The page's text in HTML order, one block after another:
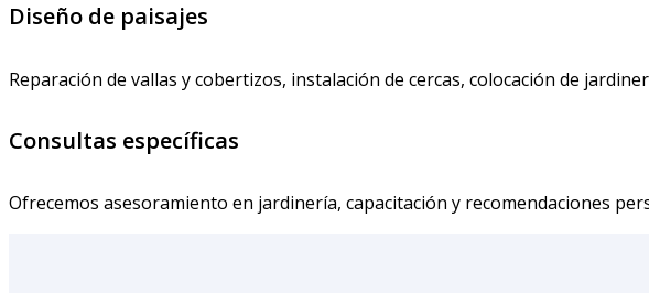
Diseño de paisajes
Reparación de vallas y cobertizos, instalación de cercas, colocación de
Consultas específicas
Ofrecemos asesoramiento en jardinería, capacitación y recomendaciones